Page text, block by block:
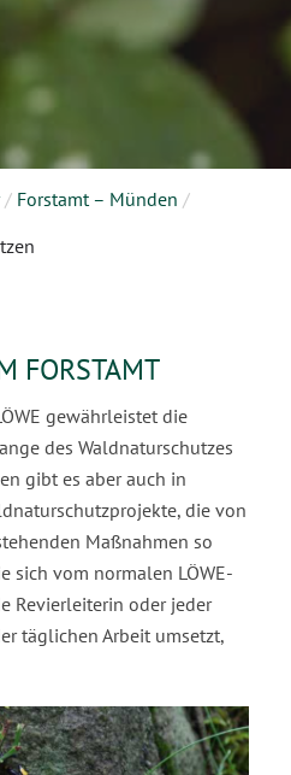
/ Forstamt – Münden /
FORSTAMT
gewährleistet die
des Waldnaturschutzes
gibt es aber auch in
die von
Maßnahmen so
sich vom normalen LÖWE-
Revierleiterin oder jeder
täglichen Arbeit umsetzt,